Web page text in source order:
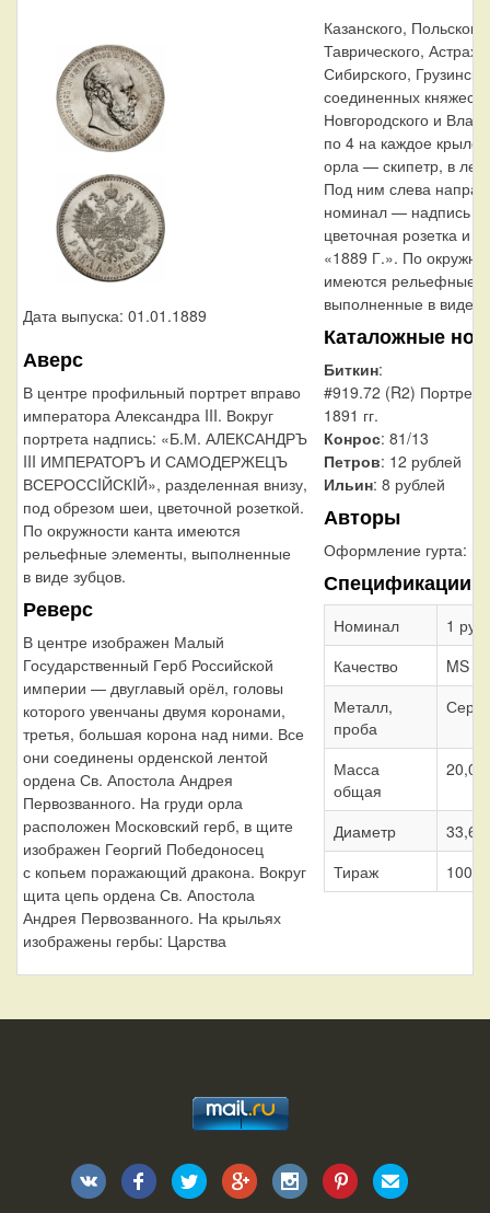
Дата выпуска: 01.01.1889
Аверс
В центре профильный портрет вправо
императора Александра III. Вокруг
портрета надпись: «Б.М. АЛЕКСАНДРЪ
III ИМПЕРАТОРЪ И САМОДЕРЖЕЦЪ
ВСЕРОССIЙСКIЙ», разделенная внизу,
под обрезом шеи, цветочной розеткой.
По окружности канта имеются
рельефные элементы, выполненные
в виде зубцов.
Реверс
В центре изображен Малый
Государственный Герб Российской
империи — двуглавый орёл, головы
которого увенчаны двумя коронами,
третья, большая корона над ними. Все
они соединены орденской лентой
ордена Св. Апостола Андрея
Первозванного. На груди орла
расположен Московский герб, в щите
изображен Георгий Победоносец
с копьем поражающий дракона. Вокруг
щита цепь ордена Св. Апостола
Андрея Первозванного. На крыльях
изображены гербы: Царства
Казанского,
Таврического,
Сибирского,
соединенных
Новгородского и
по 4 на каждое
орла — скипетр, в
Под ним слева
номинал — надпись
цветочная розетка и
«1889 Г.». По
имеются рельефные
выполненные в виде
Каталожные
Биткин:
#919.72 (R2) Портрет
1891 гг.
Конрос: 81/13
Петров: 12 рублей
Ильин: 8 рублей
Авторы
Оформление гурта:
Спецификации
Номинал
1
Качество
MS
Металл,
проба
Масса
общая
20,00
Диаметр
Тираж
1002